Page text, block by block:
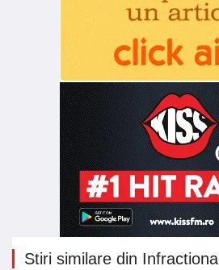
Stiri similare din Infractional